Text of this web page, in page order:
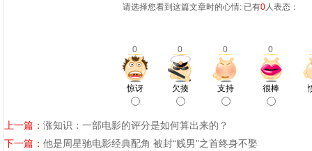
请选择您看到这篇文章时的心情: 已有0人表态：
0 0 0 0
惊讶 欠揍 支持 很棒
上一篇： 涨知识：一部电影的评分是如何算出来的？
下一篇： 他是周星驰电影经典配角 被封“贱男”之首终身不娶